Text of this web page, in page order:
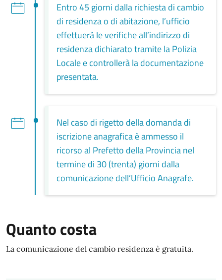
Entro 45 giorni dalla richiesta di cambio
di residenza o di abitazione, l’ufficio
effettuerà le verifiche all’indirizzo di
residenza dichiarato tramite la Polizia
Locale e controllerà la documentazione
presentata.
Nel caso di rigetto della domanda di
iscrizione anagrafica è ammesso il
ricorso al Prefetto della Provincia nel
termine di 30 (trenta) giorni dalla
comunicazione dell’Ufficio Anagrafe.
Quanto costa
La comunicazione del cambio residenza è gratuita.